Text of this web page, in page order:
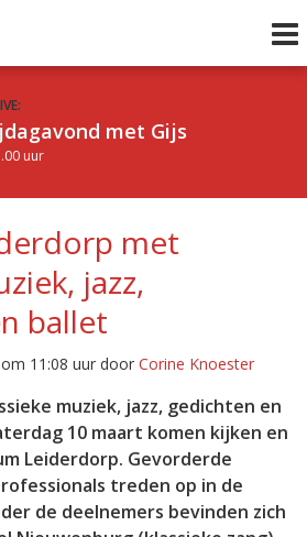
met Gijs
uur
uur 1 van 0
met
jazz,
ballet
11:08 uur door Corine Knoester
muziek, jazz, gedichten en
10 maart komen kijken en
Leiderdorp. Gevorderde
treden op in de
de deelnemers bevinden zich